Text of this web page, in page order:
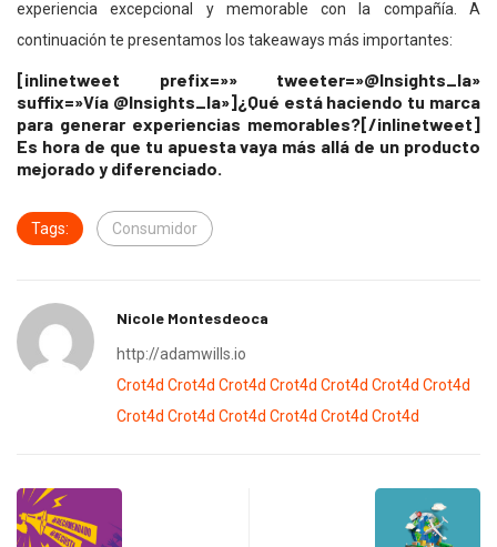
experiencia excepcional y memorable con la compañía. A
continuación te presentamos los takeaways más importantes:
[inlinetweet prefix=»» tweeter=»@Insights_la»
suffix=»Vía @Insights_la»]¿Qué está haciendo tu marca
para generar experiencias memorables?[/inlinetweet]
Es hora de que tu apuesta vaya más allá de un producto
mejorado y diferenciado.
Tags: Consumidor
Nicole Montesdeoca
http://adamwills.io
Crot4d Crot4d Crot4d Crot4d Crot4d Crot4d Crot4d
Crot4d Crot4d Crot4d Crot4d Crot4d Crot4d